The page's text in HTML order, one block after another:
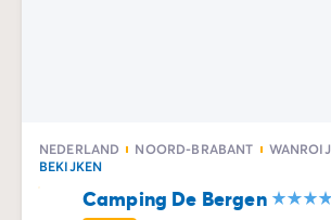
NEDERLAND NOORD-BRABANT WANROIJ
BEKIJKEN
Camping De Bergen